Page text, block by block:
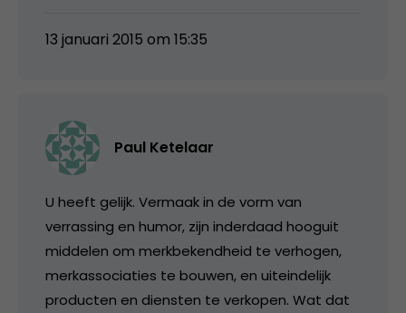
13 januari 2015 om 15:35
Paul Ketelaar
U heeft gelijk. Vermaak in de vorm van
verrassing en humor, zijn inderdaad hooguit
middelen om merkbekendheid te verhogen,
merkassociaties te bouwen, en uiteindelijk
producten en diensten te verkopen. Wat dat